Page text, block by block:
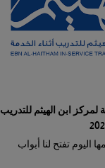
لمركز ابن الهيثم للتدريب
اليوم تفتح لنا أبواب